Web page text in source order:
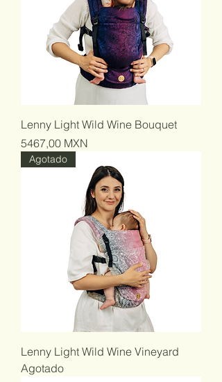
Lenny Light Wild Wine Bouquet
Precio
5467,00 MXN
Agotado
Lenny Light Wild Wine Vineyard
Agotado